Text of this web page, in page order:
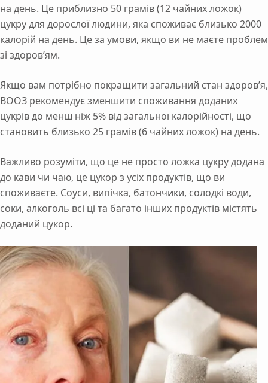
на день. Це приблизно 50 грамів (12 чайних ложок)
цукру для дорослої людини, яка споживає близько 2000
калорій на день. Це за умови, якщо ви не маєте проблем
зі здоров’ям.
Якщо вам потрібно покращити загальний стан здоров’я,
ВООЗ рекомендує зменшити споживання доданих
цукрів до менш ніж 5% від загальної калорійності, що
становить близько 25 грамів (6 чайних ложок) на день.
Важливо розуміти, що це не просто ложка цукру додана
до кави чи чаю, це цукор з усіх продуктів, що ви
споживаєте. Соуси, випічка, батончики, солодкі води,
соки, алкоголь всі ці та багато інших продуктів містять
доданий цукор.